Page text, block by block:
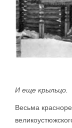
И еще крыльцо.
Весьма